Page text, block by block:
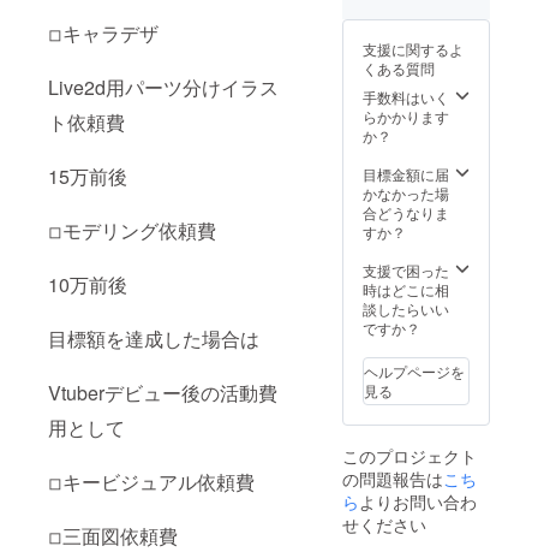
◽︎キャラデザ
Live2d用パーツ分けイラス
ト依頼費
15万前後
◽︎モデリング依頼費
10万前後
目標額を達成した場合は
Vtuberデビュー後の活動費
用として
◽︎キービジュアル依頼費
◽︎三面図依頼費
10月頃
を検討
してお
りま
す。 正
確な日
は、転
生先ア
カウン
させて
いただ
きま
す。 ま
信サイ
YouTub
eで考え
す。
法:Twitt
erのDM
にて送
らせて
頂きま
す 本リ
を無断
で転
載・公
禁止で
す。 転
生先ア
カウン
え、 そ
の他リ
ターン
品をお
る方法
は
Twitter
DMより
送らせ
(新
で) ※お
礼ビデ
オにつ
いて※
動画内
者様統
一でお
礼をお
伝えす
を取ら
せて頂
きま
す。 長
0秒ほど
提供方
法:Twitt
erのDM
らせて
頂きま
す 本リ
ターン
の内容
支援に関するよ
くある質問
手数料はいく
らかかります
か？
目標金額に届
かなかった場
合どうなりま
すか？
支援で困った
時はどこに相
談したらいい
ですか？
ヘルプページを
見る
このプロジェクト
の問題報告はこち
らよりお問い合わ
せください